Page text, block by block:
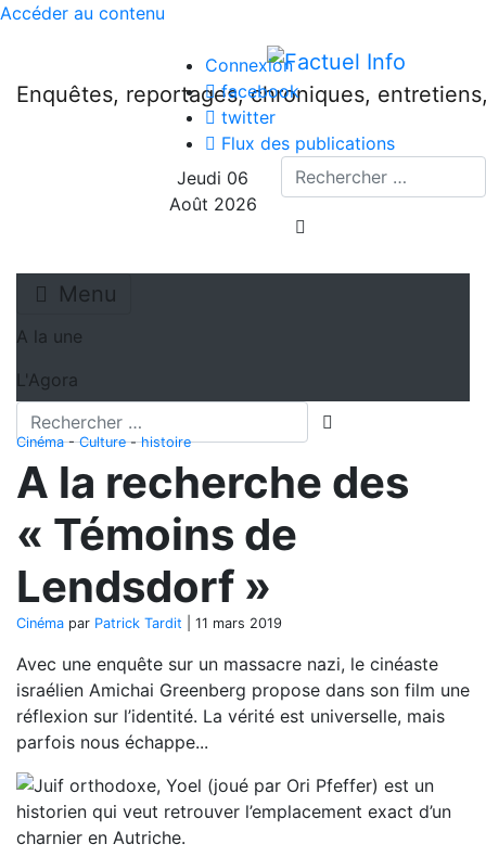
Accéder au contenu
Enquêtes, reportages, chroniques,
Connexion
facebook
twitter
Flux des publications
Jeudi 06
Août 2026
Recherche
Menu
A la une
L'Agora
Recherche
Cinéma-Culture-histoire
A la recherche des
« Témoins de
Lendsdorf »
Cinéma par Patrick Tardit 11 mars 2019
Avec une enquête sur un massacre nazi, le cinéaste
israélien Amichai Greenberg propose dans son film une
réflexion sur l’identité. La vérité est universelle, mais
parfois nous échappe...